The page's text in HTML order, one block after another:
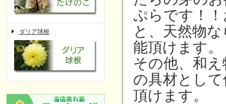
ダリア球根
ぷらです！
と、天然物
能頂けます。
その他、和
の具材とし
頂けます。